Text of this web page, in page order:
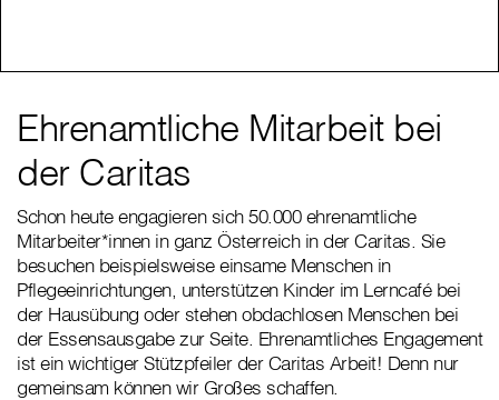
Ehrenamtliche Mitarbeit bei
der Caritas
Schon heute engagieren sich 50.000 ehrenamtliche
Mitarbeiter*innen in ganz Österreich in der Caritas. Sie
besuchen beispielsweise einsame Menschen in
Pflegeeinrichtungen, unterstützen Kinder im Lerncafé bei
der Hausübung oder stehen obdachlosen Menschen bei
der Essensausgabe zur Seite. Ehrenamtliches Engagement
ist ein wichtiger Stützpfeiler der Caritas Arbeit! Denn nur
gemeinsam können wir Großes schaffen.